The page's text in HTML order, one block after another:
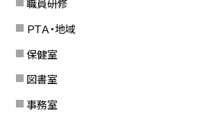
職員研修
ＰＴＡ・地域
保健室
図書室
事務室